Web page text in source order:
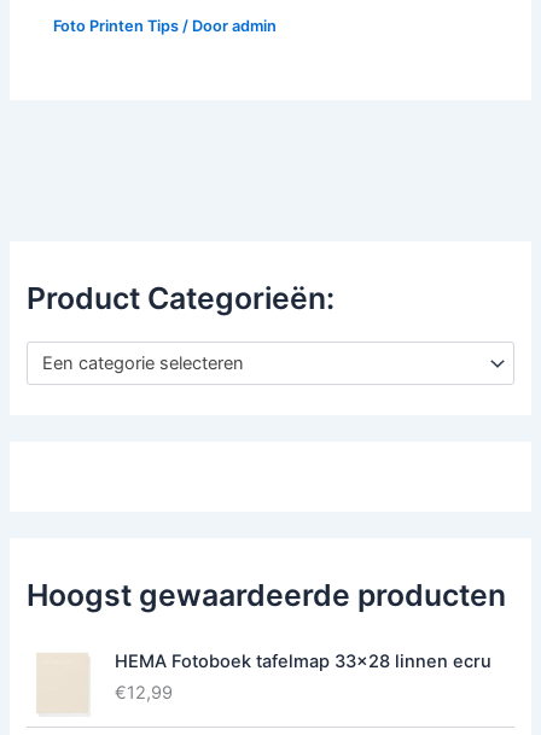
Foto Printen Tips / Dooradmin
Product Categorieën:
Een categorie selecteren
Hoogst gewaardeerde producten
HEMA Fotoboek tafelmap 33x28 linnen ecru
€12,99